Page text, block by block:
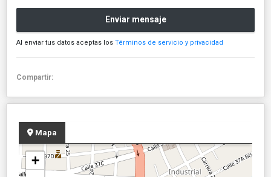
Enviar mensaje
Al enviar tus datos aceptas los Términos de servicio y privacidad
Compartir:
Mapa
+